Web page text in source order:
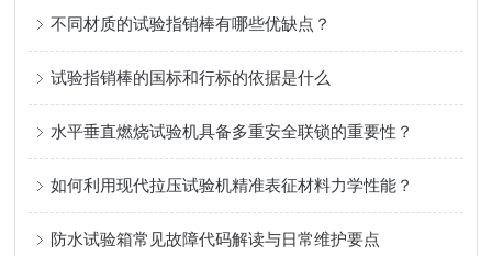
不同材质的试验指销棒有哪些优缺点？
试验指销棒的国标和行标的依据是什么
水平垂直燃烧试验机具备多重安全联锁的重要性？
如何利用现代拉压试验机精准表征材料力学性能？
防水试验箱常见故障代码解读与日常维护要点